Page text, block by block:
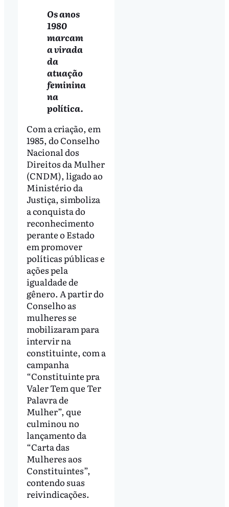
Os anos
1980
marcam
a virada
da
atuação
feminina
na
política.
Com a criação, em
1985, do Conselho
Nacional dos
Direitos da Mulher
(CNDM), ligado ao
Ministério da
Justiça, simboliza
a conquista do
reconhecimento
perante o Estado
em promover
políticas públicas e
ações pela
igualdade de
gênero. A partir do
Conselho as
mulheres se
mobilizaram para
intervir na
constituinte, com a
campanha
“Constituinte pra
Valer Tem que Ter
Palavra de
Mulher”, que
culminou no
lançamento da
“Carta das
Mulheres aos
Constituintes”,
contendo suas
reivindicações.